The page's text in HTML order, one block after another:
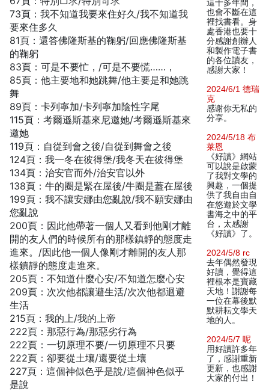
73頁：我不知道我要來住好久/我不知道我
要來住多久
81頁：還答佛隆斯基的鞠躬/回應佛隆斯基
的鞠躬
83頁：可是不要忙，/可是不要慌……，
85頁：他主要地和她跳舞/他主要是和她跳
舞
89頁：卡列寧加/卡列寧加陰性字尾
115頁：考爾遜斯基來尼邀她/考爾遜斯基來
邀她
119頁：自從到會之後/自從到舞會之後
124頁：我一冬在彼得堡/我冬天在彼得堡
134頁：治安官而外/治安官以外
138頁：牛的圈是緊在屋後/牛圈是蓋在屋後
199頁：我不讓安娜由您亂說/我不願安娜由
您亂說
200頁：因此他帶著一個人又看到他剛才離
開的友人們的時候所有的那樣鎮靜的態度走
進來。/因此他一個人像剛才離開的友人那
樣鎮靜的態度走進來。
205頁：不知道什麼心安/不知道怎麼心安
209頁：次次他都讓避生活/次次他都迴避
生活
215頁：我的上/我的上帝
222頁：那惡行為/那惡劣行為
222頁：一切原理不要/一切原理不只要
222頁：卻要從土壤/還要從土壤
227頁：這個神似色乎是說/這個神色似乎
是說
這十多年間，
也會不斷在這
裡找書看。身
處香港也要十
分感謝創辦人
和製作電子書
的各位讀友，
感謝大家！
2024/6/1 德瑞
克
感谢你无私的
分享。
2024/5/18 布
莱恩
《好讀》網站
可以說是啟蒙
了我對文學的
興趣，一個提
供了我自由自
在悠遊於文學
書海之中的平
台，太感謝
《好讀》了。
2024/5/8 rc
去年偶然發現
好讀，覺得這
裡根本是寶藏
天地！謝謝每
一位在幕後默
默耕耘文學天
地的人。
2024/5/7 呢
用好讀許多年
了，感謝重新
更新，也感謝
大家的付出！